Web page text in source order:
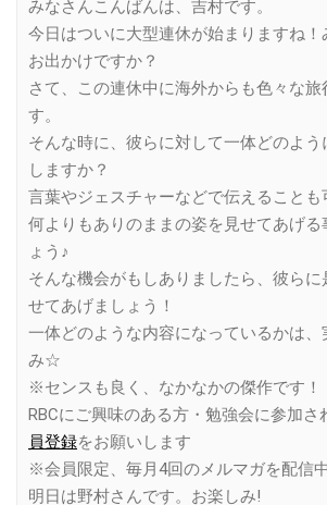
みなさんこんばんは、吉村です。
今日はついに大型連休が始まりますね
お出かけですか？
さて、この連休中に海外からも色々な旅
す。
そんな時に、彼らに対して一体どのよ
しますか？
言葉やジェスチャーなどで伝えることも
何よりもありのままの姿を見せてあげる
ょう♪
そんな機会がもしありましたら、彼らに
せてあげましょう！
一体どのような内容になっているかは、
み☆
※センスも良く、なかなかの傑作です！
RBCにご興味のある方・勉強会に参加さ
員登録をお願いします
※会員限定、毎月4回のメルマガを配信中
明日は野村さんです。お楽しみ!